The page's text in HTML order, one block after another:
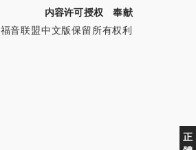
正
内容许可授权
奉献
音联盟中文版保留所有权利